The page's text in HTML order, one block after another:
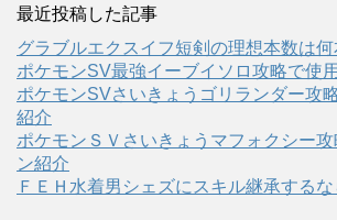
最近投稿した記事
グラブルエクスイフ短剣の理想本数は何
ポケモンSV最強イーブイソロ攻略で使
ポケモンSVさいきょうゴリランダー攻
紹介
ポケモンＳＶさいきょうマフォクシー
ン紹介
ＦＥＨ水着男シェズにスキル継承する